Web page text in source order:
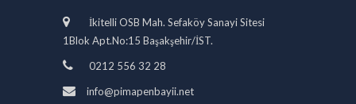
İkitelli OSB Mah. Sefaköy Sanayi Sitesi
1Blok Apt.No:15 Başakşehir/İST.
0212 556 32 28
info@pimapenbayii.net